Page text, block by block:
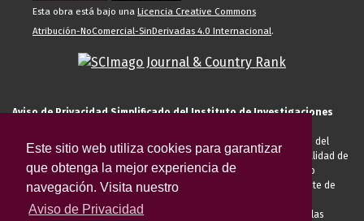
Este sitio web utiliza cookies para garantizar
que obtenga la mejor experiencia de
navegación. Visita nuestro
Aviso de Privacidad
Esta obra está bajo una Licencia Creative Commons
Atribución-NoComercial-SinDerivadas 4.0 Internacional.
Aviso de Privacidad Simplificado del Instituto de Investigaciones
El Instituto de Investigaciones Estéticas de la UNAM, es responsable del
tratamiento de sus datos personales para el registro de usted en calidad de
alumno, docente, personal de la entidad académica, conferencista o
invitado externo (nacional o extranjero), visitante, proveedor o cliente de
anteriormente descritas u otras aquellas exigidas legalmente o por las